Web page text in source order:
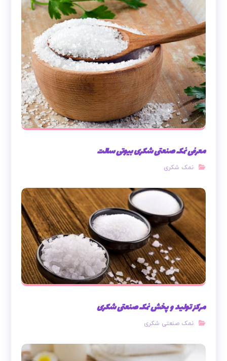
معرفی نمک صنعتی شکری بیوتی سالت
نمک شکری
مرکز تولید و پخش نمک صنعتی شکری
نمک صنعتی شکری